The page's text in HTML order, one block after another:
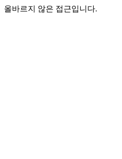
올바르지 않은 접근입니다.